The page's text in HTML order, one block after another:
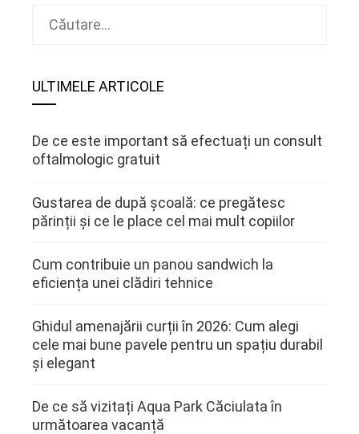
Caută
ULTIMELE ARTICOLE
De ce este important să efectuați un consult
oftalmologic gratuit
Gustarea de după școală: ce pregătesc
părinții și ce le place cel mai mult copiilor
Cum contribuie un panou sandwich la
eficiența unei clădiri tehnice
Ghidul amenajării curții în 2026: Cum alegi
cele mai bune pavele pentru un spațiu durabil
și elegant
De ce să vizitați Aqua Park Căciulata în
următoarea vacanță